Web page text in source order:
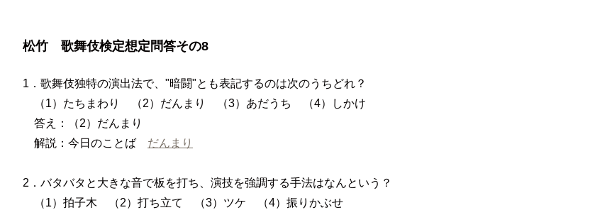
松竹 歌舞伎検定想定問答その8
1．歌舞伎独特の演出法で、"暗闘"とも表記するのは次のうちどれ？
（1）たちまわり （2）だんまり （3）あだうち （4）しかけ
答え：（2）だんまり
解説：今日のことば だんまり
2．バタバタと大きな音で板を打ち、演技を強調する手法はなんという？
（1）拍子木 （2）打ち立て （3）ツケ （4）振りかぶせ